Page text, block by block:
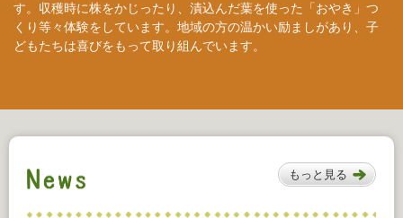
す。収穫時に株をかじったり、漬込んだ葉を使った「おやき」つ
くり等々体験をしています。地域の方の温かい励ましがあり、子
どもたちは喜びをもって取り組んでいます。
もっと見る